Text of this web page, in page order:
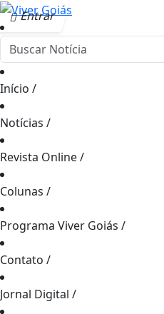
Entrar
Início /
Notícias /
Revista Online/
Colunas /
Programa Viver Goiás /
Contato /
Jornal Digital /